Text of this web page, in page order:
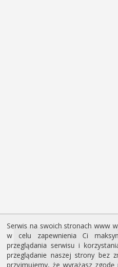
Chcesz być
Serwis na swoich stronach www
w celu zapewnienia Ci
przeglądania serwisu i
przeglądanie naszej strony bez
przyjmujemy, że wyrażasz zgodę